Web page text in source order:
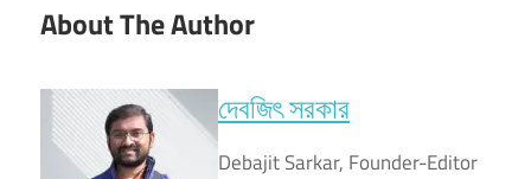
(@DilipGhoshBJP)September 20, 2021
About The Author
দেবজিৎ সরকার
Debajit Sarkar, Founder-Editor